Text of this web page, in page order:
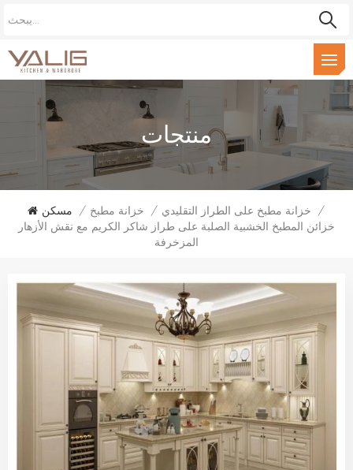
منتجات
مسكن / خزانة مطبخ / خزانة مطبخ على الطراز التقليدي /
خزائن المطبخ الخشبية الصلبة على طراز شاكر الكريم مع نقش الأزهار
المزخرفة